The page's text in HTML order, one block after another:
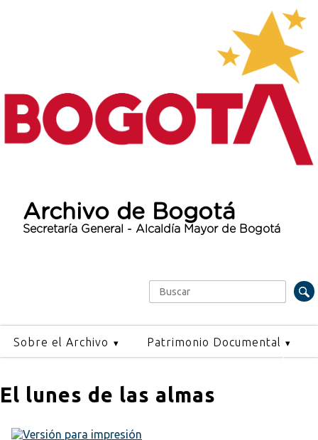
Archivo de Bogotá
Secretaría General - Alcaldía Mayor de Bogotá
Formulario de búsqueda
Buscar
Sobre el Archivo Patrimonio Documental
El lunes de las almas